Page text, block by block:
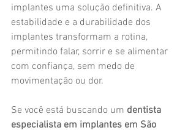
implantes uma solução definitiva. A
estabilidade e a durabilidade dos
implantes transformam a rotina,
permitindo falar, sorrir e se alimentar
com confiança, sem medo de
movimentação ou dor.
Se você está buscando um dentista
especialista em implantes em São